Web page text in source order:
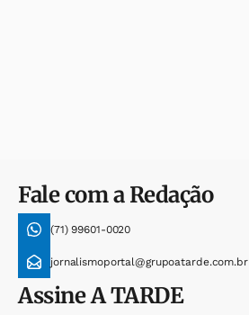
Fale com a Redação
(71) 99601-0020
jornalismoportal@grupoatarde.com.br
AssineA TARDE